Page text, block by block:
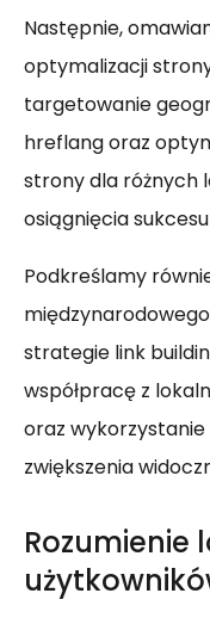
Następnie,
optymalizacji
targetowanie
hreflang oraz
strony dla różnych
osiągnięcia
Podkreślamy
strategie link
współpracę z
oraz
zwiększenia
Rozumienie